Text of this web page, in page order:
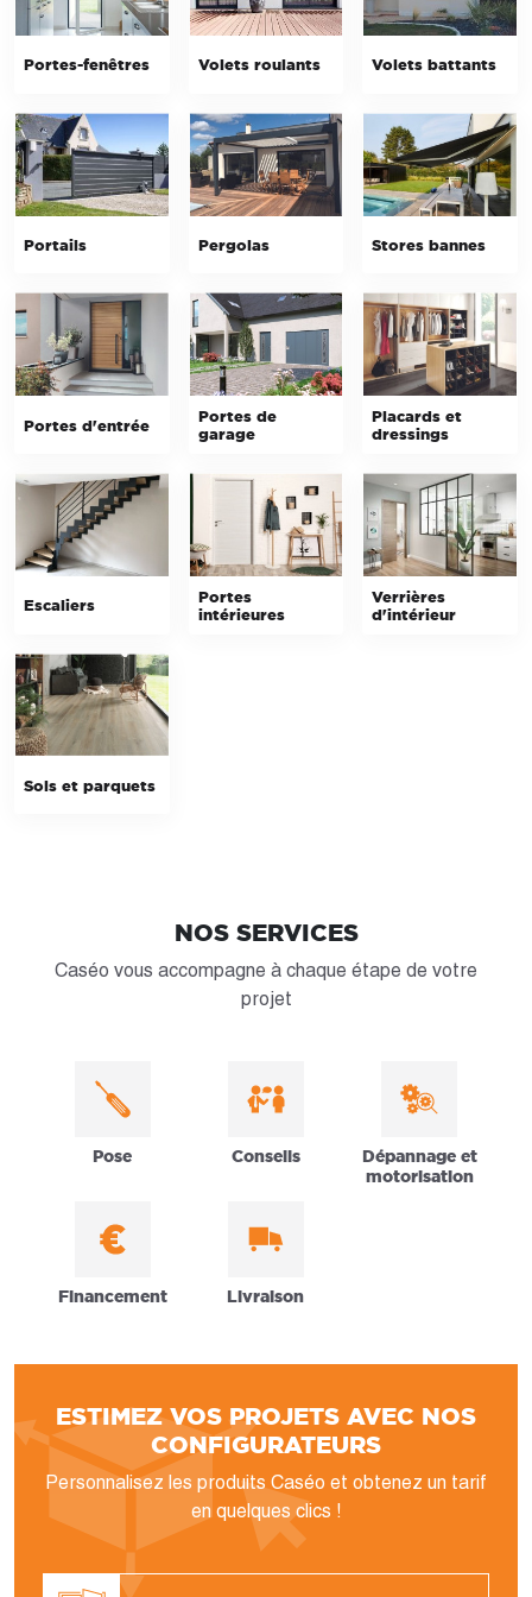
Portes-fenêtres Volets roulants Volets battants
Portails Pergolas Stores bannes
Portes d'entrée
Portes de
garage
Placards et
dressings
Escaliers
Portes
intérieures
Verrières
d'intérieur
Sols et parquets
NOS SERVICES
Caséo vous accompagne à chaque étape de votre
projet
Pose Conseils
Dépannage et
motorisation
Financement Livraison
ESTIMEZ VOS PROJETS AVEC NOS
CONFIGURATEURS
Personnalisez les produits Caséo et obtenez un tarif
en quelques clics !